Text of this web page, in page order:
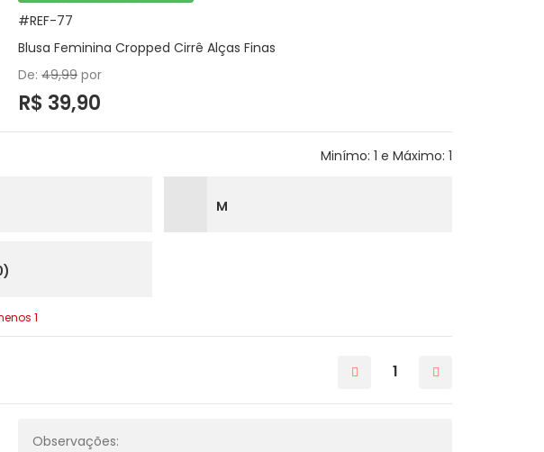
#REF-77
Blusa Feminina Cropped Cirrê Alças Finas
De:49,99 por
R$ 39,90
Minímo: 1 e Máximo: 1
M
1